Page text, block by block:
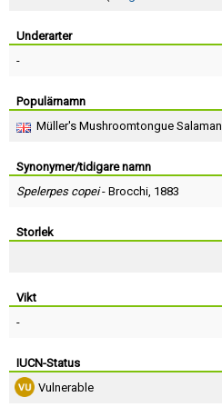
Underarter
-
Populärnamn
Müller's Mushroomtongue
Synonymer/tidigare namn
Spelerpes copei- Brocchi, 1883
Storlek
Vikt
-
IUCN-Status
Vulnerable
Skapa